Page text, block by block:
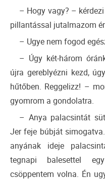
– Hogy vagy? –
pillantással jutalmazom
– Ugye nem fogod
– Úgy két-három
újra gereblyézni kezd,
hűtőben. Reggelizz! –
gyomrom a gondolatra.
– Anya palacsintát
Jer feje búbját
anyának ideje
tegnapi balesettel
csöppentem volna. Én